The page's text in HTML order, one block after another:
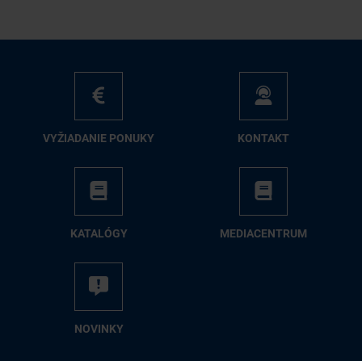
VY­ŽIA­DA­NIE PO­NU­KY KON­TAKT
KA­TA­LÓ­GY ME­DIA­CEN­TRUM
NO­VIN­KY